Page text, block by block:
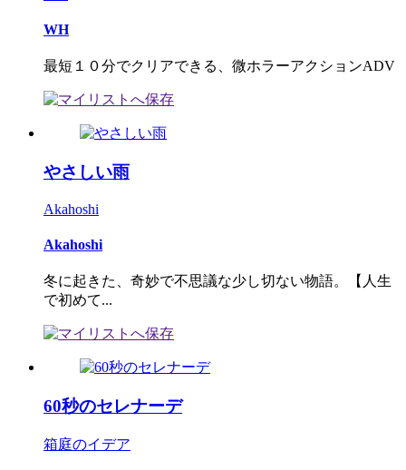
WH
最短１０分でクリアできる、微ホラーアクションADV
やさしい雨
Akahoshi
Akahoshi
冬に起きた、奇妙で不思議な少し切ない物語。【人生
で初めて...
60秒のセレナーデ
箱庭のイデア